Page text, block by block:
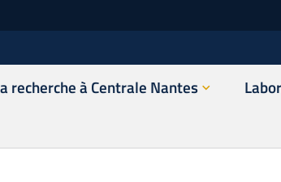
recherche à Centrale Nantes